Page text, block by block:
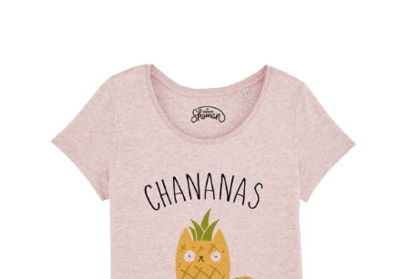
Passer aux informations produits